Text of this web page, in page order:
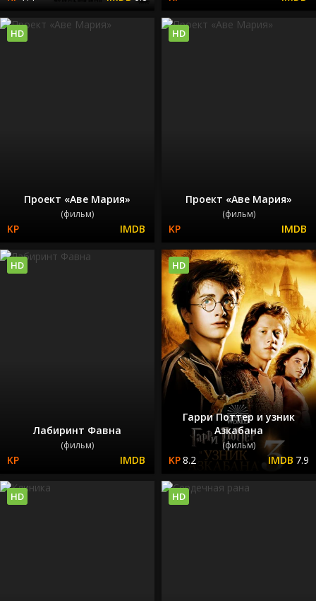
Проект «Аве Мария»
(фильм)
HD
Проект «Аве Мария»
(фильм)
HD
Лабиринт Фавна
(фильм)
HD
Гарри Поттер и узник
Азкабана
(фильм)
8.2 7.9
HD
HD HD